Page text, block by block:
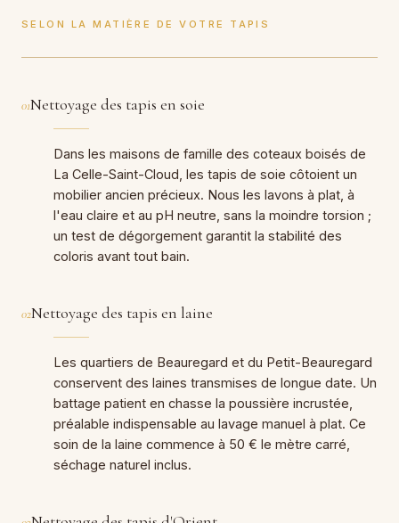
SELON LA MATIÈRE DE VOTRE TAPIS
01Nettoyage des tapis en soie
Dans les maisons de famille des coteaux boisés de
La Celle-Saint-Cloud, les tapis de soie côtoient un
mobilier ancien précieux. Nous les lavons à plat, à
l'eau claire et au pH neutre, sans la moindre torsion ;
un test de dégorgement garantit la stabilité des
coloris avant tout bain.
02Nettoyage des tapis en laine
Les quartiers de Beauregard et du Petit-Beauregard
conservent des laines transmises de longue date. Un
battage patient en chasse la poussière incrustée,
préalable indispensable au lavage manuel à plat. Ce
soin de la laine commence à 50 € le mètre carré,
séchage naturel inclus.